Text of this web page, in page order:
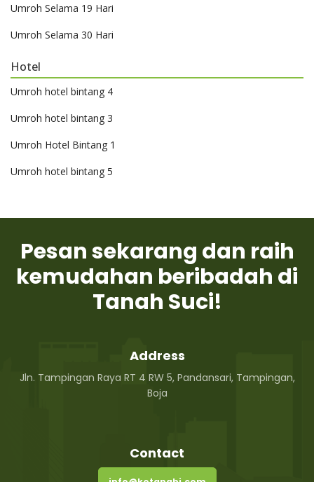
Umroh Selama 19 Hari
Umroh Selama 30 Hari
Hotel
Umroh hotel bintang 4
Umroh hotel bintang 3
Umroh Hotel Bintang 1
Umroh hotel bintang 5
Pesan sekarang dan raih
kemudahan beribadah di
Tanah Suci!
Address
Jln. Tampingan Raya RT 4 RW 5, Pandansari, Tampingan,
Boja
Contact